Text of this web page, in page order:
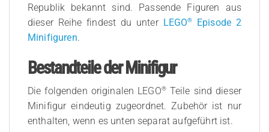
Republik bekannt sind. Passende Figuren aus
dieser Reihe findest du unter LEGO®
Episode 2
Minifiguren.
Bestandteile der Minifigur
Die folgenden originalen LEGO®Teile sind dieser
Minifigur eindeutig zugeordnet. Zubehör ist nur
enthalten, wenn es unten separat aufgeführt ist.